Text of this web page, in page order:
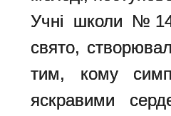
Учні школи
свято,
тим, кому
яскравими